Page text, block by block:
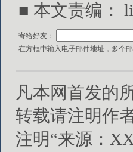
■ 本文责编：
寄给好友：
在方框中输入电子邮件地址，多个
凡本网首发的
转载请注明作
注明“来源：